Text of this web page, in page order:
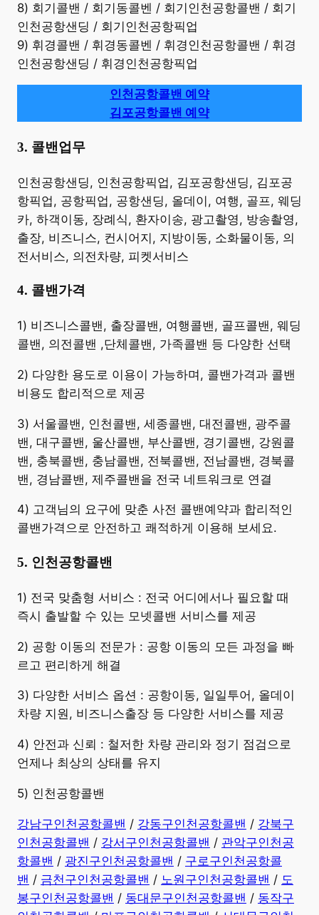
8) 회기콜밴 / 회기동콜벤 / 회기인천공항콜밴 / 회기
인천공항샌딩 / 회기인천공항픽업
9) 휘경콜밴 / 휘경동콜벤 / 휘경인천공항콜밴 / 휘경
인천공항샌딩 / 휘경인천공항픽업
인천공항콜밴 예약
김포공항콜밴 예약
3. 콜밴업무
​인천공항샌딩, 인천공항픽업, 김포공항샌딩, 김포공
항픽업, 공항픽업, 공항샌딩, 올데이, 여행, 골프, 웨딩
카, 하객이동, 장례식, 환자이송, 광고촬영, 방송촬영,
출장, 비즈니스, 컨시어지, 지방이동, 소화물이동, 의
전서비스, 의전차량, 피켓서비스
4. 콜밴가격
​1) 비즈니스콜밴, 출장콜밴, 여행콜밴, 골프콜밴, 웨딩
콜밴, 의전콜밴 ,단체콜밴, 가족콜밴 등 다양한 선택
2) 다양한 용도로 이용이 가능하며, 콜밴가격과 콜밴
비용도 합리적으로 제공
3) 서울콜밴, 인천콜밴, 세종콜밴, 대전콜밴, 광주콜
밴, 대구콜밴, 울산콜밴, 부산콜밴, 경기콜밴, 강원콜
밴, 충북콜밴, 충남콜밴, 전북콜밴, 전남콜밴, 경북콜
밴, 경남콜밴, 제주콜밴을 전국 네트워크로 연결
4) 고객님의 요구에 맞춘 사전 콜밴예약과 합리적인
콜밴가격으로 안전하고 쾌적하게 이용해 보세요.
5. 인천공항콜밴
​1) 전국 맞춤형 서비스 : 전국 어디에서나 필요할 때
즉시 출발할 수 있는 모넷콜밴 서비스를 제공
2) 공항 이동의 전문가 : 공항 이동의 모든 과정을 빠
르고 편리하게 해결
3) 다양한 서비스 옵션 : 공항이동, 일일투어, 올데이
차량 지원, 비즈니스출장 등 다양한 서비스를 제공
4) 안전과 신뢰 : 철저한 차량 관리와 정기 점검으로
언제나 최상의 상태를 유지
5) 인천공항콜밴
강남구인천공항콜밴 / 강동구인천공항콜밴 / 강북구
인천공항콜밴 / 강서구인천공항콜밴 / 관악구인천공
항콜밴 / 광진구인천공항콜밴 / 구로구인천공항콜
밴 / 금천구인천공항콜밴 / 노원구인천공항콜밴 / 도
봉구인천공항콜밴 / 동대문구인천공항콜밴 / 동작구